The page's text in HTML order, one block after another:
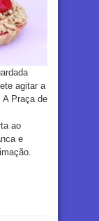
agitar a
A Praça de
ao
e